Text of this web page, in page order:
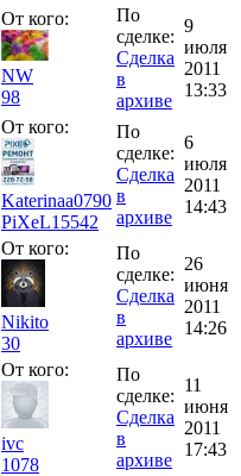
От кого:
NW
98
По
сделке:
Сделка
в
архиве
9
июля
2011
13:33
От кого:
Katerinaa0790
PiXeL15542
По
сделке:
Сделка
в
архиве
6
июля
2011
14:43
От кого:
Nikito
30
По
сделке:
Сделка
в
архиве
26
июня
2011
14:26
От кого:
ivc
1078
По
сделке:
Сделка
в
архиве
11
июня
2011
17:43